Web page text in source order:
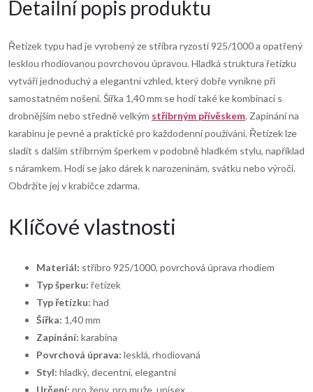
Detailní popis produktu
Řetízek typu had je vyrobený ze stříbra ryzosti 925/1000 a opatřený
lesklou rhodiovanou povrchovou úpravou. Hladká struktura řetízku
vytváří jednoduchý a elegantní vzhled, který dobře vynikne při
samostatném nošení. Šířka 1,40 mm se hodí také ke kombinaci s
drobnějším nebo středně velkým stříbrným přívěskem. Zapínání na
karabinu je pevné a praktické pro každodenní používání. Řetízek lze
sladit s dalším stříbrným šperkem v podobně hladkém stylu, například
s náramkem. Hodí se jako dárek k narozeninám, svátku nebo výročí.
Obdržíte jej v krabičce zdarma.
Klíčové vlastnosti
Materiál: stříbro 925/1000, povrchová úprava rhodiem
Typ šperku: řetízek
Typ řetízku: had
Šířka: 1,40 mm
Zapínání: karabina
Povrchová úprava: lesklá, rhodiovaná
Styl: hladký, decentní, elegantní